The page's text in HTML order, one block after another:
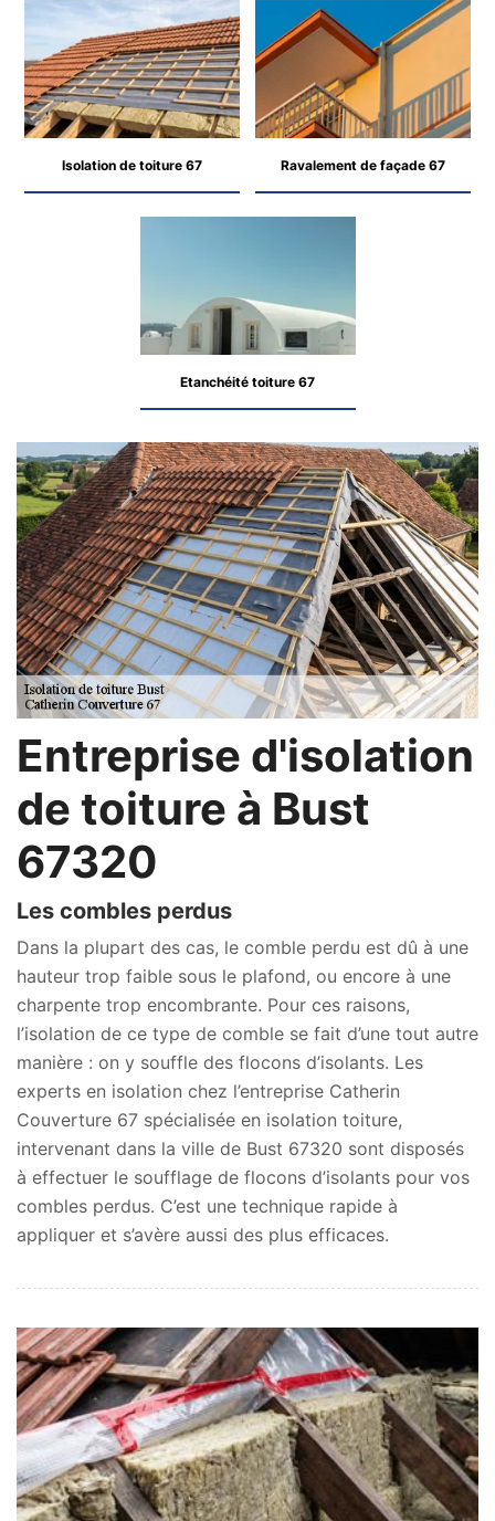
Isolation de toiture 67 Ravalement de façade 67
Etanchéité toiture 67
Entreprise d'isolation
de toiture à Bust
67320
Les combles perdus
Dans la plupart des cas, le comble perdu est dû à une
hauteur trop faible sous le plafond, ou encore à une
charpente trop encombrante. Pour ces raisons,
l’isolation de ce type de comble se fait d’une tout autre
manière : on y souffle des flocons d’isolants. Les
experts en isolation chez l’entreprise Catherin
Couverture 67 spécialisée en isolation toiture,
intervenant dans la ville de Bust 67320 sont disposés
à effectuer le soufflage de flocons d’isolants pour vos
combles perdus. C’est une technique rapide à
appliquer et s’avère aussi des plus efficaces.